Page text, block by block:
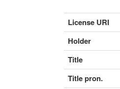
License URI
Holder
Title
Title pron.